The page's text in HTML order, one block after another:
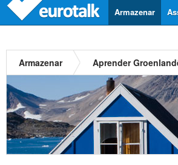
Armazenar
Armazenar Aprender